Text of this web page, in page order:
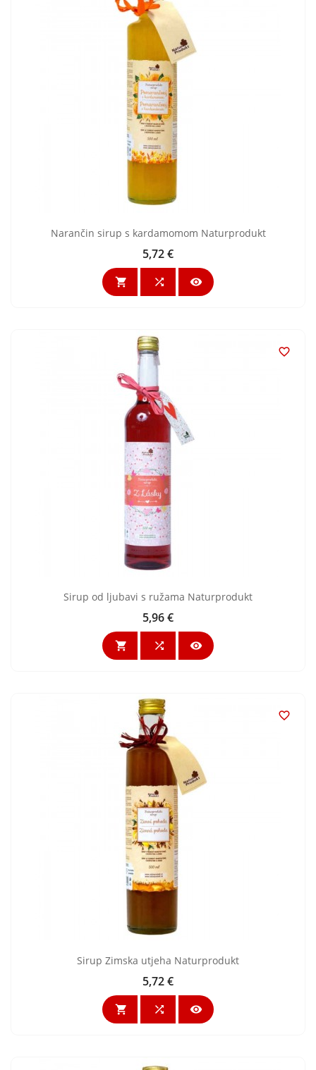
Narančin sirup s kardamomom Naturprodukt
Cijena
5,72 €
  

Sirup od ljubavi s ružama Naturprodukt
Cijena
5,96 €
  

Sirup Zimska utjeha Naturprodukt
Cijena
5,72 €
  